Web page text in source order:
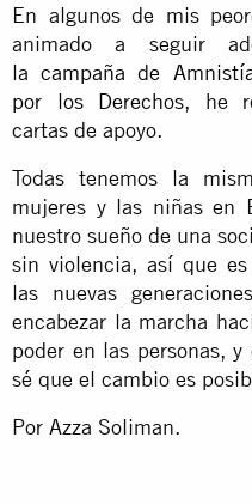
En algunos de mis
animado a seguir
lacampaña de
por los Derechos, he
cartas de apoyo.
Todas tenemos la
mujeres y las niñas en
nuestro sueño de una
sin violencia, así que
las nuevas
encabezar la marcha
poder en las personas,
sé que el cambio es
Por Azza Soliman.